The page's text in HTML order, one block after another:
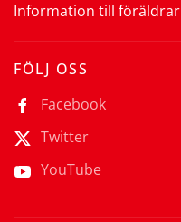
Information till föräldrar
FÖLJ OSS
Facebook
Twitter
YouTube